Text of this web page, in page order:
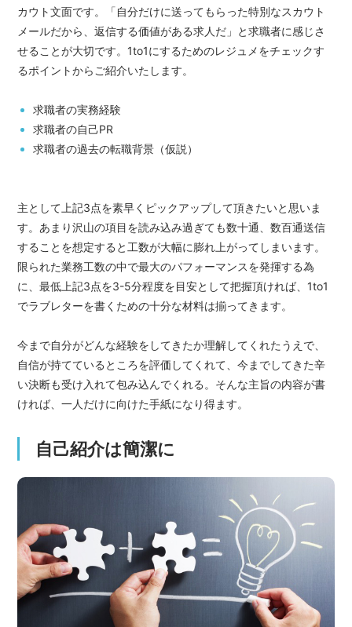
カウト文面です。「自分だけに送ってもらった特別なスカウト
メールだから、返信する価値がある求人だ」と求職者に感じさ
せることが大切です。1to1にするためのレジュメをチェックす
るポイントからご紹介いたします。
求職者の実務経験
求職者の自己PR
求職者の過去の転職背景（仮説）
主として上記3点を素早くピックアップして頂きたいと思いま
す。あまり沢山の項目を読み込み過ぎても数十通、数百通送信
することを想定すると工数が大幅に膨れ上がってしまいます。
限られた業務工数の中で最大のパフォーマンスを発揮する為
に、最低上記3点を3-5分程度を目安として把握頂ければ、1to1
でラブレターを書くための十分な材料は揃ってきます。
今まで自分がどんな経験をしてきたか理解してくれたうえで、
自信が持てているところを評価してくれて、今までしてきた辛
い決断も受け入れて包み込んでくれる。そんな主旨の内容が書
ければ、一人だけに向けた手紙になり得ます。
自己紹介は簡潔に